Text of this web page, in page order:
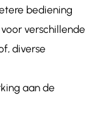
bediening
verschillende
diverse
aan de